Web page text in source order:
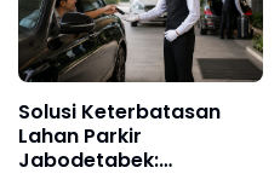
Solusi Keterbatasan
Lahan Parkir
Jabodetabek: